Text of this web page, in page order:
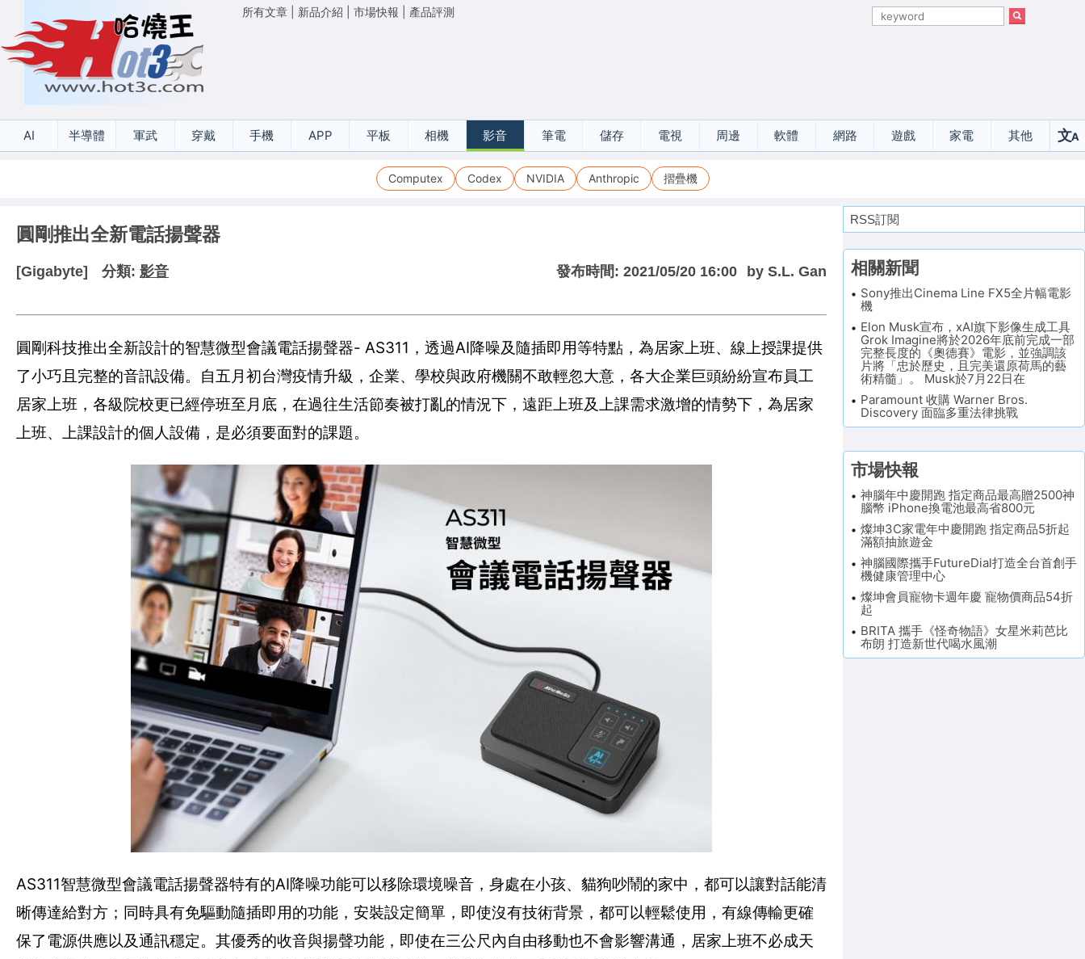
所有文章 新品介紹 市場快報 產品評測
AI 半導體 軍武 穿戴 手機 APP 平板 相機 影音 筆電 儲存 電視 周邊 軟體 網路 遊戲 家電 其他 文A
Computex Codex NVIDIA Anthropic 摺疊機
圓剛推出全新電話揚聲器
[Gigabyte] 分類: 影音 發布時間: 2021/05/20 16:00 by S.L. Gan
圓剛科技推出全新設計的智慧微型會議電話揚聲器- AS311，透過AI降噪及隨插即用等特點，為居家上班、線上授課提供
了小巧且完整的音訊設備。自五月初台灣疫情升級，企業、學校與政府機關不敢輕忽大意，各大企業巨頭紛紛宣布員工
居家上班，各級院校更已經停班至月底，在過往生活節奏被打亂的情況下，遠距上班及上課需求激增的情勢下，為居家
上班、上課設計的個人設備，是必須要面對的課題。
AS311智慧微型會議電話揚聲器特有的AI降噪功能可以移除環境噪音，身處在小孩、貓狗吵鬧的家中，都可以讓對話能清
晰傳達給對方；同時具有免驅動隨插即用的功能，安裝設定簡單，即使沒有技術背景，都可以輕鬆使用，有線傳輸更確
保了電源供應以及通訊穩定。其優秀的收音與揚聲功能，即使在三公尺內自由移動也不會影響溝通，居家上班不必成天
RSS訂閱
相關新聞
Sony推出Cinema Line FX5全片幅電影
機
Elon Musk宣布，xAI旗下影像生成工具
Grok Imagine將於2026年底前完成一部
完整長度的《奧德賽》電影，並強調該
片將「忠於歷史，且完美還原荷馬的藝
術精髓」。 Musk於7月22日在
Paramount 收購 Warner Bros.
Discovery 面臨多重法律挑戰
市場快報
神腦年中慶開跑 指定商品最高贈2500神
腦幣 iPhone換電池最高省800元
燦坤3C家電年中慶開跑 指定商品5折起
滿額抽旅遊金
神腦國際攜手FutureDial打造全台首創手
機健康管理中心
燦坤會員寵物卡週年慶 寵物價商品54折
起
BRITA 攜手《怪奇物語》女星米莉芭比
布朗 打造新世代喝水風潮